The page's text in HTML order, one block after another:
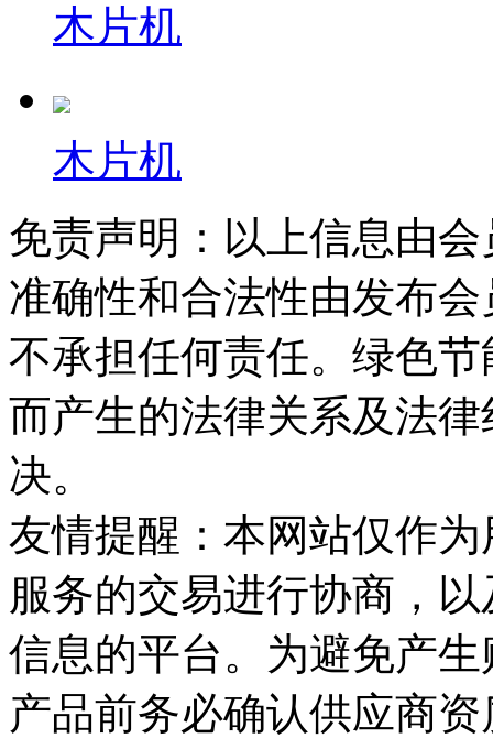
木片机
木片机
免责声明：以上信息由
准确性和合法性由发布
不承担任何责任。绿色
而产生的法律关系及法
决。
友情提醒：本网站仅作
服务的交易进行协商，
信息的平台。为避免产
产品前务必确认供应商